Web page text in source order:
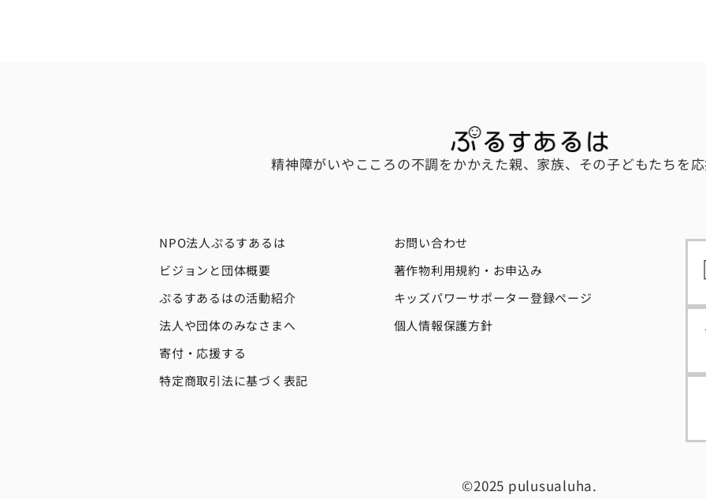
精神障がいやこころの不調をかかえた親、家族、その子どもたちを
NPO法人ぷるすあるは
ビジョンと団体概要
ぷるすあるはの活動紹介
法人や団体のみなさまへ
寄付・応援する
特定商取引法に基づく表記
お問い合わせ
著作物利用規約・お申込み
キッズパワーサポーター登録ページ
個人情報保護方針
©2025 pulusualuha.